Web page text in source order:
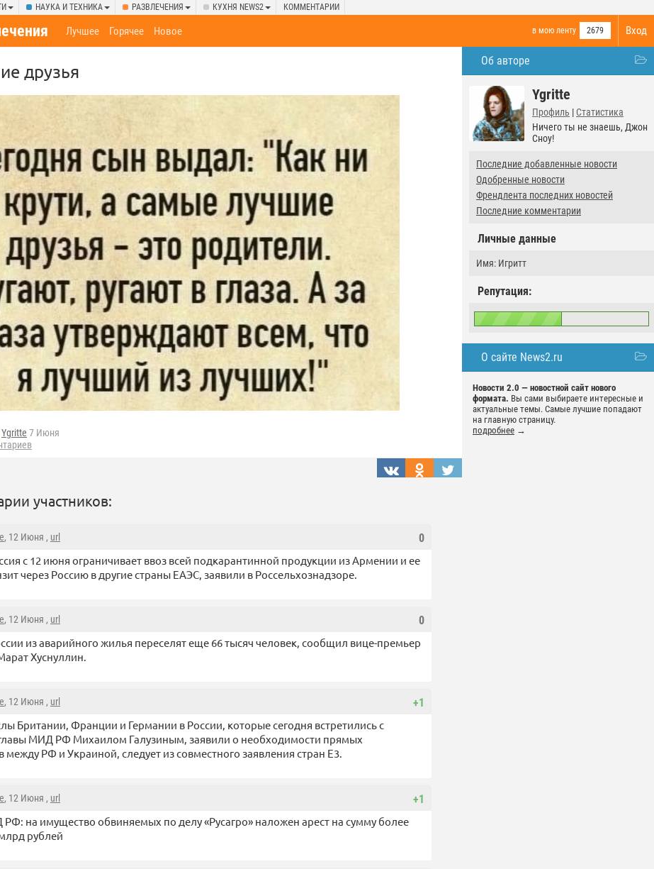
НАУКА И ТЕХНИКА РАЗВЛЕЧЕНИЯ КУХНЯ NEWS2 КОММЕНТАРИИ
Вход
в мою ленту 2679
Лучшее Горячее Новое
Об авторе
Ygritte
Профиль | Статистика
Ничего ты не знаешь, Джон
Сноу!
Последние добавленные новости
Одобренные новости
Френдлента последних новостей
Последние комментарии
Личные данные
Имя: Игритт
Репутация:
О сайте News2.ru
Новости 2.0 — новостной сайт нового
формата. Вы сами выбираете интересные и
актуальные темы. Самые лучшие попадают
на главную страницу.
подробнее →
друзья
Ygritte 7 Июня
участников:
0
, 12 Июня , url
с 12 июня ограничивает ввоз всей подкарантинной продукции из Армении и ее
через Россию в другие страны ЕАЭС, заявили в Россельхознадзоре.
0
, 12 Июня , url
из аварийного жилья переселят еще 66 тысяч человек, сообщил вице-премьер
Хуснуллин.
+1
, 12 Июня , url
Британии, Франции и Германии в России, которые сегодня встретились с
МИД РФ Михаилом Галузиным, заявили о необходимости прямых
между РФ и Украиной, следует из совместного заявления стран Е3.
+1
, 12 Июня , url
на имущество обвиняемых по делу «Русагро» наложен арест на сумму более
рублей